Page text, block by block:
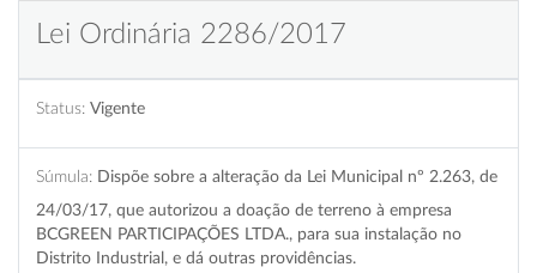
Lei Ordinária 2286/2017
Status: Vigente
Súmula: Dispõe sobre a alteração da Lei Municipal nº 2.263, de
24/03/17, que autorizou a doação de terreno à empresa
BCGREEN PARTICIPAÇÕES LTDA., para sua instalação no
Distrito Industrial, e dá outras providências.